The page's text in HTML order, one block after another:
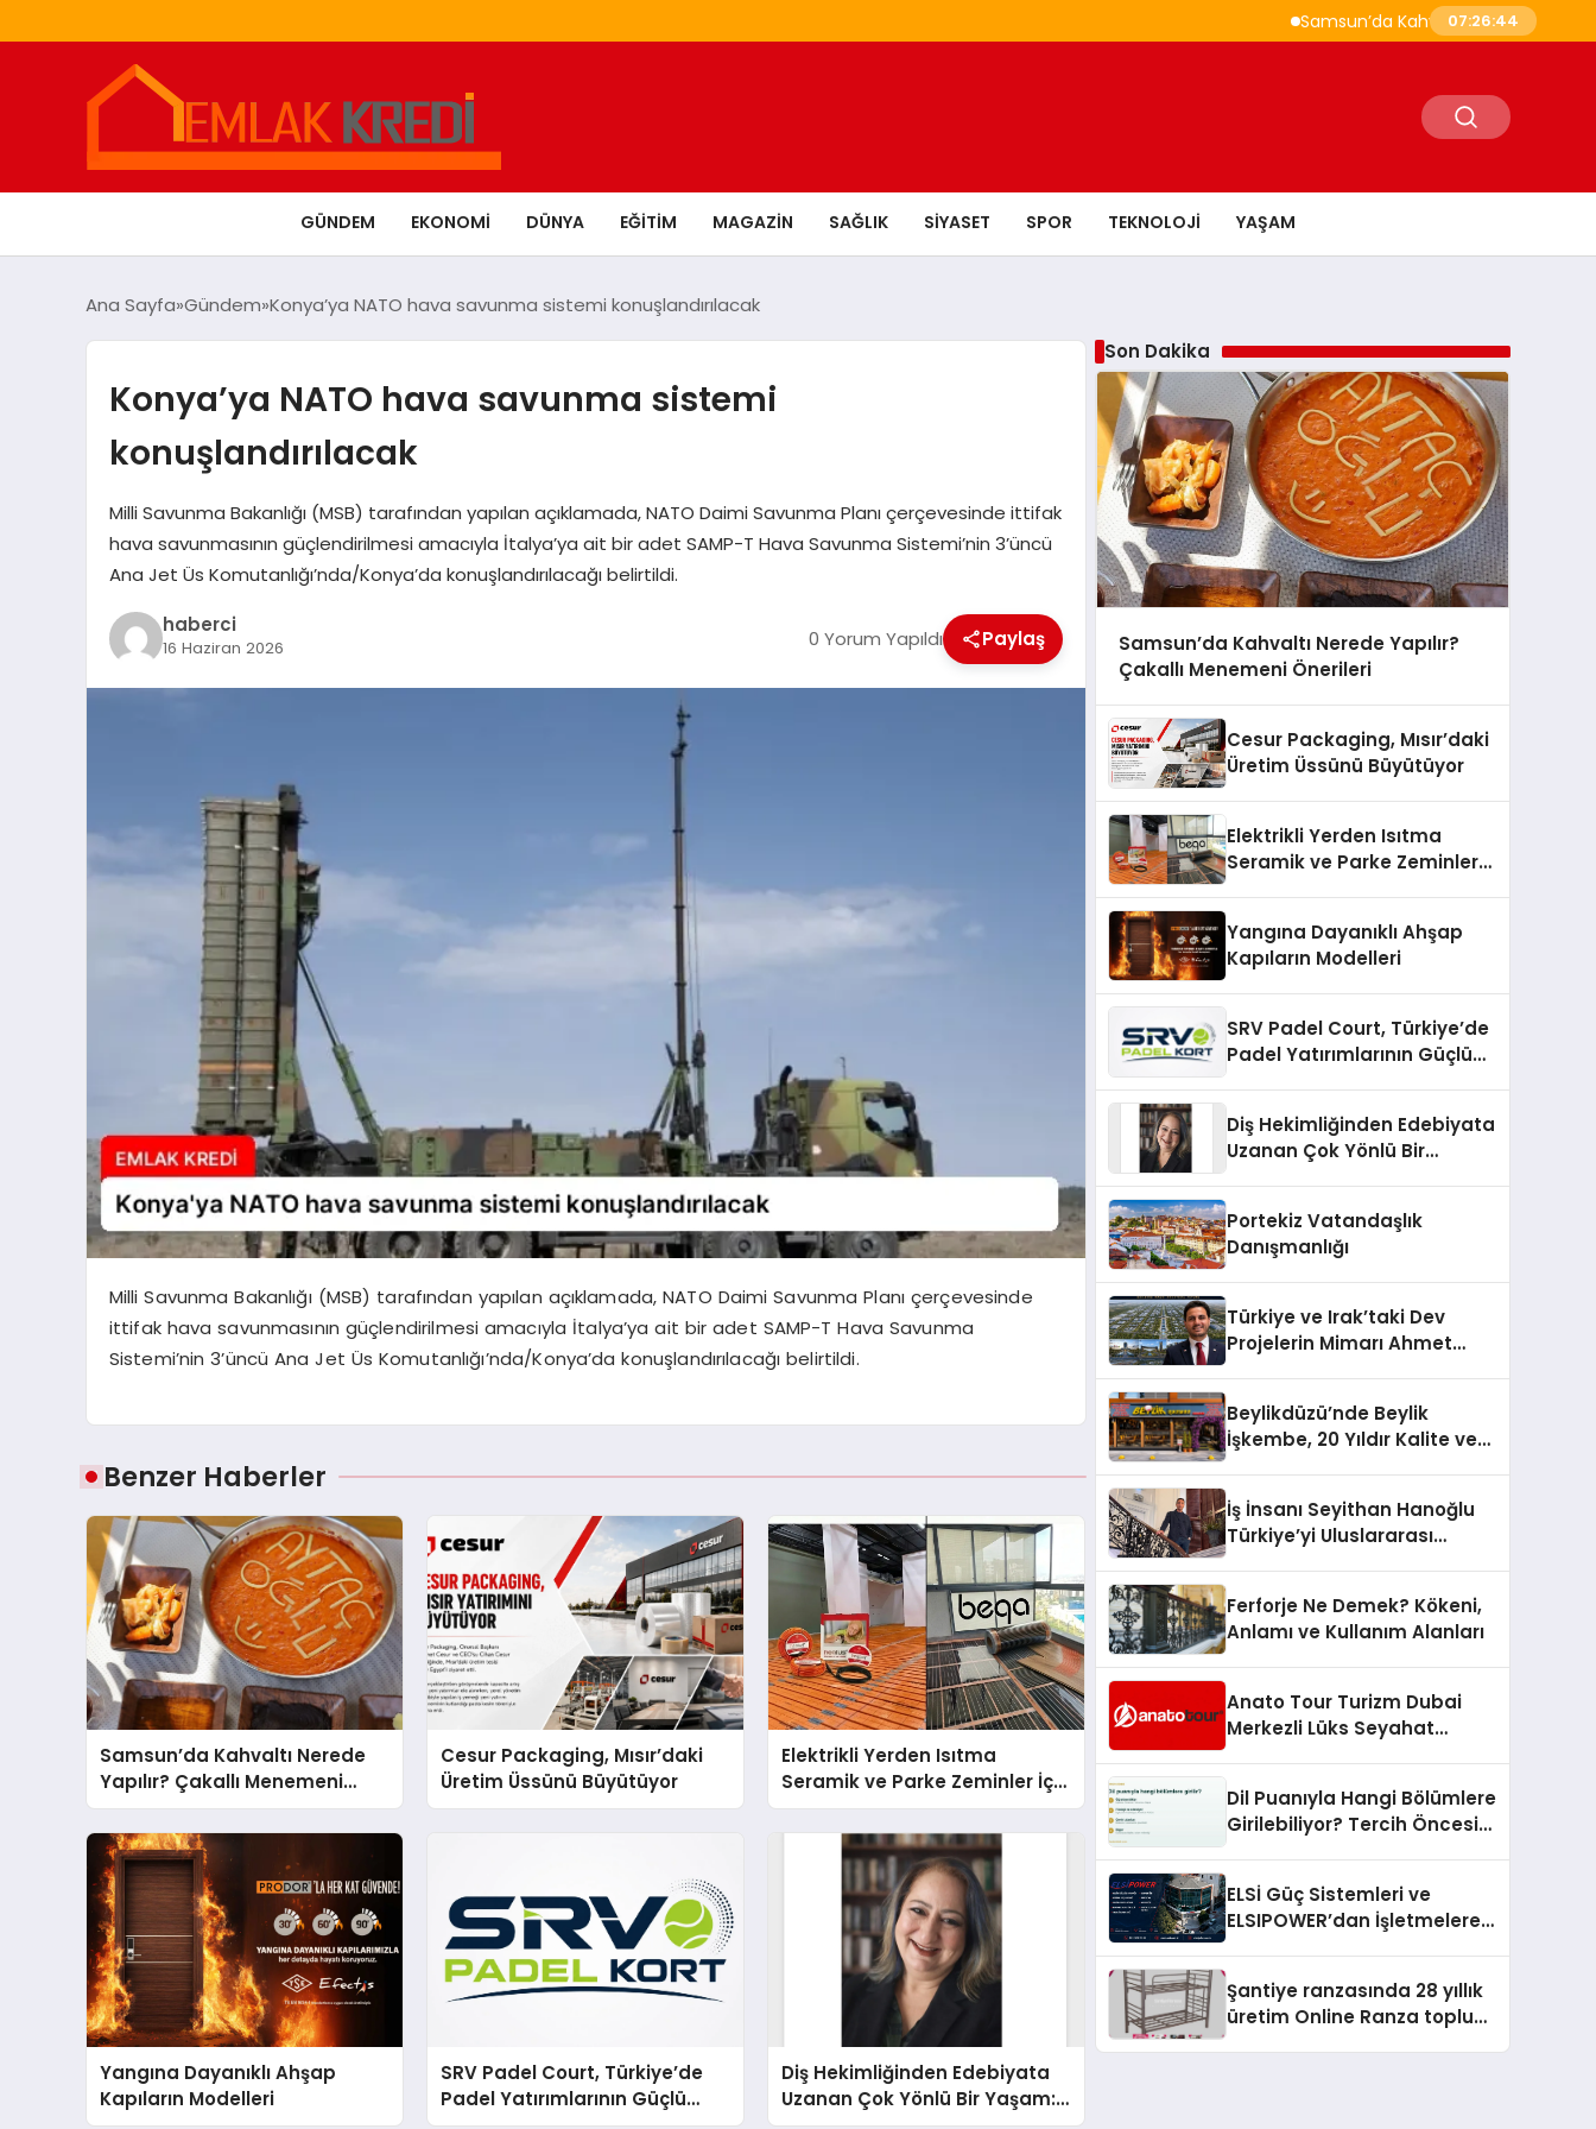
Samsun’da Kahvaltı Nerede Yapılır?
07:26:44
GÜNDEM EKONOMI DÜNYA EĞITIM MAGAZIN SAĞLIK SIYASET SPOR TEKNOLOJI YAŞAM
Ana Sayfa Gündem Konya’ya NATO hava savunma sistemi konuşlandırılacak
Konya’ya NATO hava savunma sistemi
konuşlandırılacak
Milli Savunma Bakanlığı (MSB) tarafından yapılan açıklamada, NATO Daimi Savunma Planı çerçevesinde ittifak
hava savunmasının güçlendirilmesi amacıyla İtalya’ya ait bir adet SAMP-T Hava Savunma Sistemi’nin 3’üncü
Ana Jet Üs Komutanlığı’nda/Konya’da konuşlandırılacağı belirtildi.
haberci
16 Haziran 2026 0 Yorum Yapıldı Paylaş
Milli Savunma Bakanlığı (MSB) tarafından yapılan açıklamada, NATO Daimi Savunma Planı çerçevesinde
ittifak hava savunmasının güçlendirilmesi amacıyla İtalya’ya ait bir adet SAMP-T Hava Savunma
Sistemi’nin 3’üncü Ana Jet Üs Komutanlığı’nda/Konya’da konuşlandırılacağı belirtildi.
Benzer Haberler
Samsun’da Kahvaltı Nerede
Yapılır? Çakallı Menemeni
Önerileri
Cesur Packaging, Mısır’daki
Üretim Üssünü Büyütüyor
Elektrikli Yerden Isıtma
Seramik ve Parke Zeminler İçin
En Verimli Çözümler
Yangına Dayanıklı Ahşap
Kapıların Modelleri
SRV Padel Court, Türkiye’de
Padel Yatırımlarının Güçlü
Diş Hekimliğinden Edebiyata
Uzanan Çok Yönlü Bir Yaşam:
Son Dakika
Samsun’da Kahvaltı Nerede Yapılır?
Çakallı Menemeni Önerileri
Cesur Packaging, Mısır’daki
Üretim Üssünü Büyütüyor
Elektrikli Yerden Isıtma
Seramik ve Parke Zeminler
Yangına Dayanıklı Ahşap
Kapıların Modelleri
SRV Padel Court, Türkiye’de
Padel Yatırımlarının Güçlü
Diş Hekimliğinden Edebiyata
Uzanan Çok Yönlü Bir
Portekiz Vatandaşlık
Danışmanlığı
Türkiye ve Irak’taki Dev
Projelerin Mimarı Ahmet
Holding Industrial City”
Projesini Hayata Geçirecek
Beylikdüzü’nde Beylik
İşkembe, 20 Yıldır Kalite ve
İş İnsanı Seyithan Hanoğlu
Türkiye’yi Uluslararası
Ferforje Ne Demek? Kökeni,
Anlamı ve Kullanım Alanları
Anato Tour Turizm Dubai
Merkezli Lüks Seyahat
Dil Puanıyla Hangi Bölümlere
Girilebiliyor? Tercih Öncesi
ELSİ Güç Sistemleri ve
ELSIPOWER’dan İşletmelere
Şantiye ranzasında 28 yıllık
üretim Online Ranza toplu